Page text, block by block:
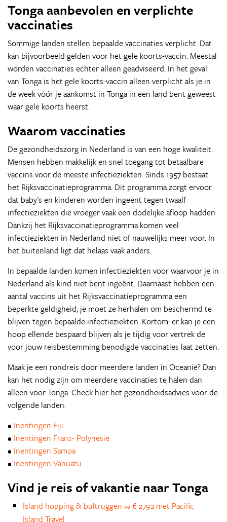
Tonga aanbevolen en verplichte
vaccinaties
Sommige landen stellen bepaalde vaccinaties verplicht. Dat
kan bijvoorbeeld gelden voor het gele koorts-vaccin. Meestal
worden vaccinaties echter alleen geadviseerd. In het geval
van Tonga is het gele koorts-vaccin alleen verplicht als je in
de week vóór je aankomst in Tonga in een land bent geweest
waar gele koorts heerst.
Waarom vaccinaties
De gezondheidszorg in Nederland is van een hoge kwaliteit.
Mensen hebben makkelijk en snel toegang tot betaalbare
vaccins voor de meeste infectieziekten. Sinds 1957 bestaat
het Rijksvaccinatieprogramma. Dit programma zorgt ervoor
dat baby's en kinderen worden ingeënt tegen twaalf
infectieziekten die vroeger vaak een dodelijke afloop hadden.
Dankzij het Rijksvaccinatieprogramma komen veel
infectieziekten in Nederland niet of nauwelijks meer voor. In
het buitenland ligt dat helaas vaak anders.
In bepaalde landen komen infectieziekten voor waarvoor je in
Nederland als kind niet bent ingeënt. Daarnaast hebben een
aantal vaccins uit het Rijksvaccinatieprogramma een
beperkte geldigheid; je moet ze herhalen om beschermd te
blijven tegen bepaalde infectieziekten. Kortom: er kan je een
hoop ellende bespaard blijven als je tijdig voor vertrek de
voor jouw reisbestemming benodigde vaccinaties laat zetten.
Maak je een rondreis door meerdere landen in Oceanië? Dan
kan het nodig zijn om meerdere vaccinaties te halen dan
alleen voor Tonga. Check hier het gezondheidsadvies voor de
volgende landen:
• Inentingen Fiji
• Inentingen Frans- Polynesië
• Inentingen Samoa
• Inentingen Vanuatu
Vind je reis of vakantie naar Tonga
Island hopping & bultruggen va € 2792 met Pacific
Island Travel